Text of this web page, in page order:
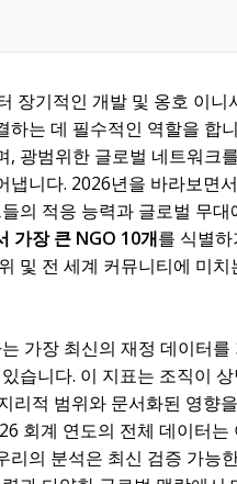
장기적인 개발 및 옹호 이니
는 데 필수적인 역할을 합
광범위한 글로벌 네트워크
니다. 2026년을 바라보면
의 적응 능력과 글로벌 무
가장 큰 NGO 10개를 식별
및 전 세계 커뮤니티에 미
가장 최신의 재정 데이터
습니다. 이 지표는 조직이
리적 범위와 문서화된 영향
회계 연도의 전체 데이터
의 분석은 최신 검증 가능